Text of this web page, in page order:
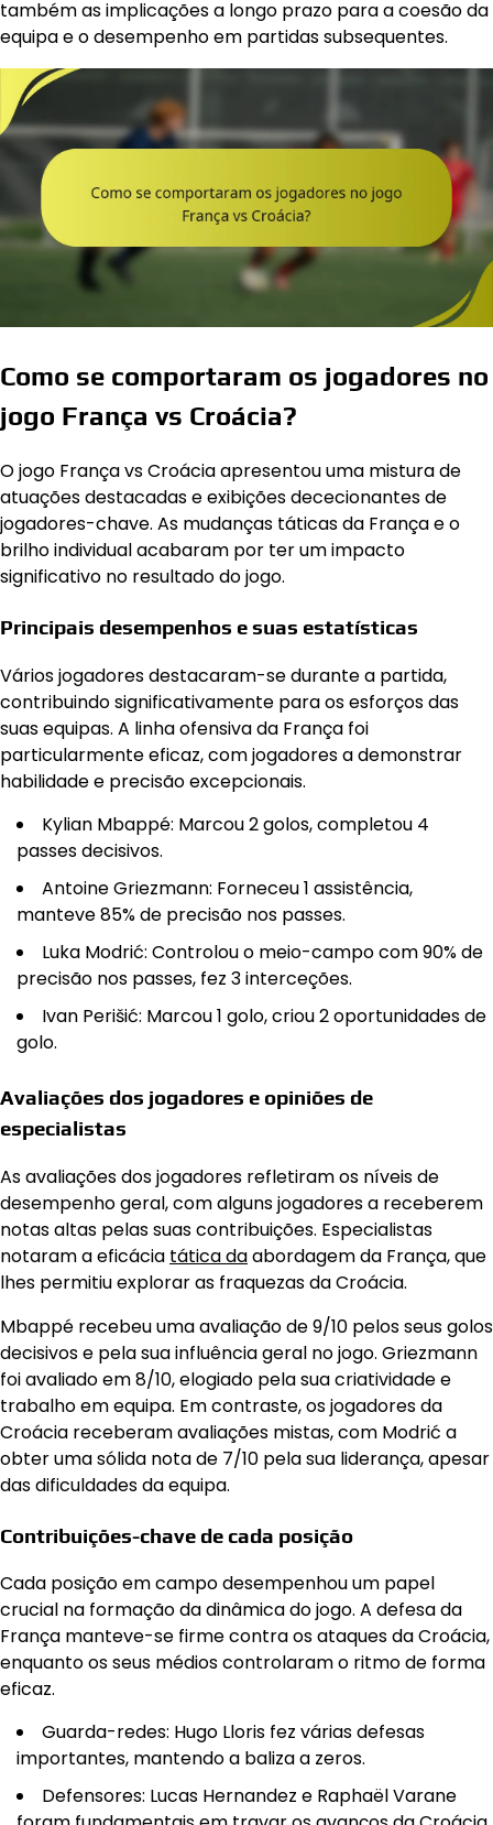
também as implicações a longo prazo para a coesão da
equipa e o desempenho em partidas subsequentes.
Como se comportaram os jogadores no
jogo França vs Croácia?
O jogo França vs Croácia apresentou uma mistura de
atuações destacadas e exibições dececionantes de
jogadores-chave. As mudanças táticas da França e o
brilho individual acabaram por ter um impacto
significativo no resultado do jogo.
Principais desempenhos e suas estatísticas
Vários jogadores destacaram-se durante a partida,
contribuindo significativamente para os esforços das
suas equipas. A linha ofensiva da França foi
particularmente eficaz, com jogadores a demonstrar
habilidade e precisão excepcionais.
Kylian Mbappé: Marcou 2 golos, completou 4
passes decisivos.
Antoine Griezmann: Forneceu 1 assistência,
manteve 85% de precisão nos passes.
Luka Modrić: Controlou o meio-campo com 90% de
precisão nos passes, fez 3 interceções.
Ivan Perišić: Marcou 1 golo, criou 2 oportunidades de
golo.
Avaliações dos jogadores e opiniões de
especialistas
As avaliações dos jogadores refletiram os níveis de
desempenho geral, com alguns jogadores a receberem
notas altas pelas suas contribuições. Especialistas
notaram a eficácia tática daabordagem da França, que
lhes permitiu explorar as fraquezas da Croácia.
Mbappé recebeu uma avaliação de 9/10 pelos seus golos
decisivos e pela sua influência geral no jogo. Griezmann
foi avaliado em 8/10, elogiado pela sua criatividade e
trabalho em equipa. Em contraste, os jogadores da
Croácia receberam avaliações mistas, com Modrić a
obter uma sólida nota de 7/10 pela sua liderança, apesar
das dificuldades da equipa.
Contribuições-chave de cada posição
Cada posição em campo desempenhou um papel
crucial na formação da dinâmica do jogo. A defesa da
França manteve-se firme contra os ataques da Croácia,
enquanto os seus médios controlaram o ritmo de forma
eficaz.
Guarda-redes: Hugo Lloris fez várias defesas
importantes, mantendo a baliza a zeros.
Defensores: Lucas Hernandez e Raphaël Varane